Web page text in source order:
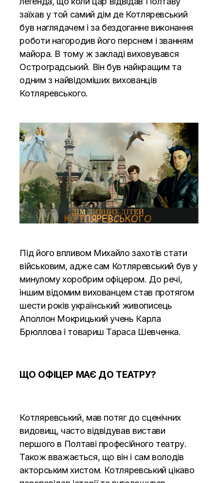
заїхав у той самий дім де Котляревський
був наглядачем і за бездоганне виконання
роботи нагородив його перснем і званням
майора. В тому ж закладі виховувався
Остроградський. Він був найкращим та
одним з найвідоміших вихованців
Котляревського.
Під його впливом Михайло захотів стати
військовим, адже сам Котляревський був у
минулому хоробрим офіцером. До речі,
іншим відомим вихованцем став протягом
шести років український живописець
Аполлон Мокрицький учень Карла
Брюллова і товариш Тараса Шевченка.
ЩО ОФІЦЕР МАЄ ДО ТЕАТРУ?
Котляревський, мав потяг до сценічних
видовищ, часто відвідував вистави
першого в Полтаві професійного театру.
Також вважається, що він і сам володів
акторським хистом. Котляревський цікаво